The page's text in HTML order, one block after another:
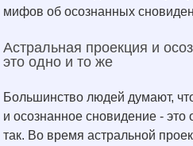
мифов об осознанных
Астральная проекция и
это одно и то же
Большинство людей думают,
и осознанное сновидение - это
так. Во время астральной